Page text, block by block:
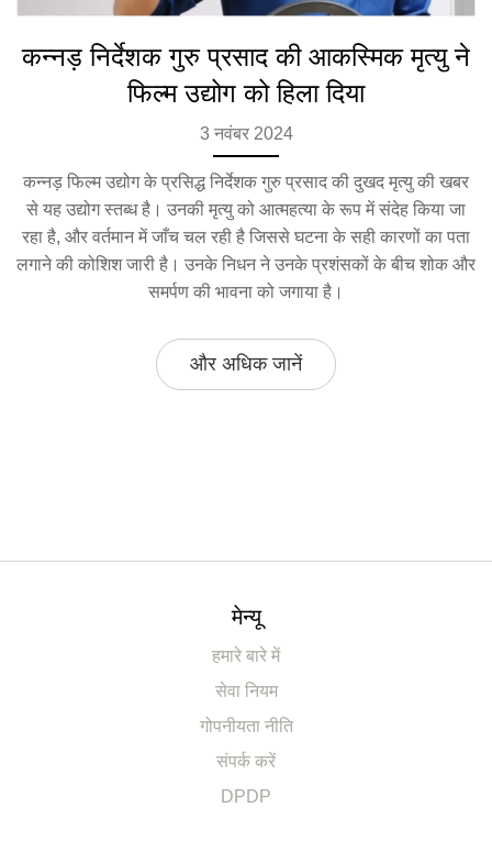
कन्नड़ निर्देशक गुरु प्रसाद की आकस्मिक मृत्यु ने
फिल्म उद्योग को हिला दिया
3 नवंबर 2024
कन्नड़ फिल्म उद्योग के प्रसिद्ध निर्देशक गुरु प्रसाद की दुखद मृत्यु की खबर
से यह उद्योग स्तब्ध है। उनकी मृत्यु को आत्महत्या के रूप में संदेह किया जा
रहा है, और वर्तमान में जाँच चल रही है जिससे घटना के सही कारणों का पता
लगाने की कोशिश जारी है। उनके निधन ने उनके प्रशंसकों के बीच शोक और
समर्पण की भावना को जगाया है।
और अधिक जानें
मेन्यू
हमारे बारे में
सेवा नियम
गोपनीयता नीति
संपर्क करें
DPDP